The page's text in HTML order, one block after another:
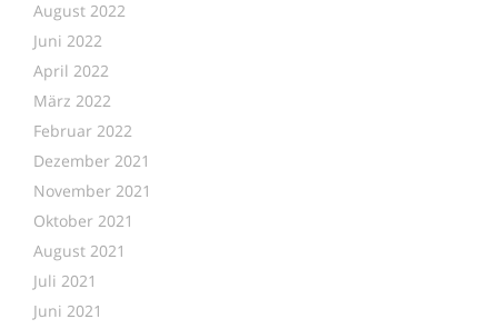
August 2022
Juni 2022
April 2022
März 2022
Februar 2022
Dezember 2021
November 2021
Oktober 2021
August 2021
Juli 2021
Juni 2021